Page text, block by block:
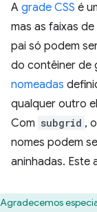
A grade CSS é
mas as faixas
pai só podem
do contêiner de
nomeadas
qualquer outro
Com subgrid ,
nomes podem
aninhadas. Este
Agradecemos